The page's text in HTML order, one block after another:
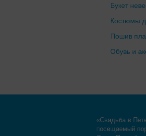
Букет
Костюмы
Пошив
Обувь и
«Свадьба в
посещаемый